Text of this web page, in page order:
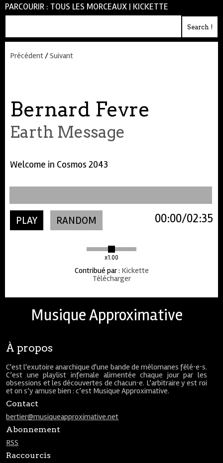
PARCOURIR : TOUS LES MORCEAUX | KICKETTE
Précédent/Suivant
Bernard Fevre
Earth Message
Welcome in Cosmos 2043
PLAY RANDOM
x1.00
02:35
00:00
Contribué par: Kickette
Télécharger
Musique Approximative
À propos
C'est l'exutoire anarchique d'une bande de mélomanes fêlé⋅e⋅s.
C’est une playlist infernale alimentée chaque jour par les
obsessions et les découvertes de chacun⋅e. L’arbitraire y est roi
et on s’y amuse bien : c’est Musique Approximative.
Contact
bertier@musiqueapproximative.net
Abonnement
RSS
Raccourcis